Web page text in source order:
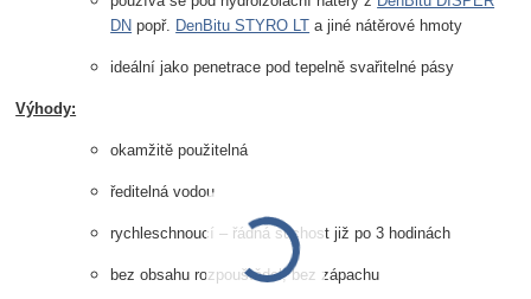
DN popř. DenBitu STYRO LT a jiné nátěrové hmoty
ideální jako penetrace pod tepelně svařitelné pásy
Výhody:
okamžitě použitelná
ředitelná vodou
rychleschnoucí – řádná suchost již po 3 hodinách
bez obsahu rozpouštědel, bez zápachu